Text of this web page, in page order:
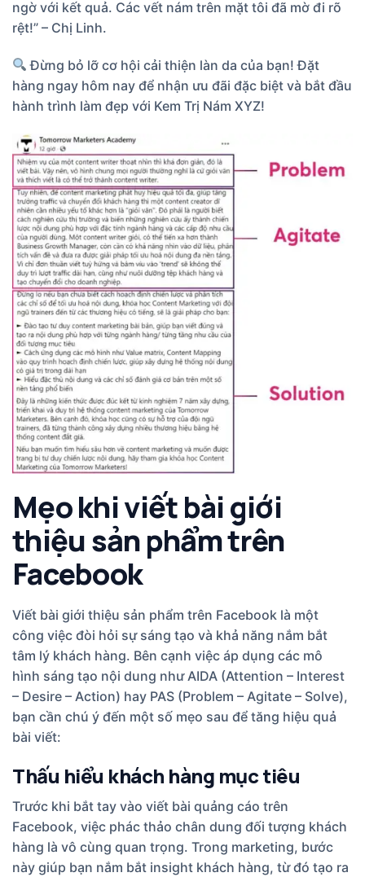
ngờ với kết quả. Các vết nám trên mặt tôi đã mờ đi rõ
rệt!” – Chị Linh.
Đừng bỏ lỡ cơ hội cải thiện làn da của bạn! Đặt
hàng ngay hôm nay để nhận ưu đãi đặc biệt và bắt đầu
hành trình làm đẹp với Kem Trị Nám XYZ!
Mẹo khi viết bài giới
thiệu sản phẩm trên
Facebook
Viết bài giới thiệu sản phẩm trên Facebook là một
công việc đòi hỏi sự sáng tạo và khả năng nắm bắt
tâm lý khách hàng. Bên cạnh việc áp dụng các mô
hình sáng tạo nội dung như AIDA (Attention – Interest
– Desire – Action) hay PAS (Problem – Agitate – Solve),
bạn cần chú ý đến một số mẹo sau để tăng hiệu quả
bài viết:
Thấu hiểu khách hàng mục tiêu
Trước khi bắt tay vào viết bài quảng cáo trên
Facebook, việc phác thảo chân dung đối tượng khách
hàng là vô cùng quan trọng. Trong marketing, bước
này giúp bạn nắm bắt insight khách hàng, từ đó tạo ra